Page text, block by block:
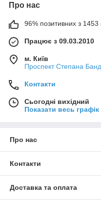
Про нас
96% позитивних з 1453
Працює з 09.03.2010
м. Київ
Проспект Степана
Контакти
Сьогодні вихідний
Показати весь
Про нас
Контакти
Доставка та оплата